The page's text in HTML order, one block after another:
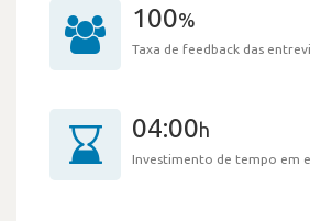
100%
Taxa de feedback das
04:00h
Investimento de tempo em